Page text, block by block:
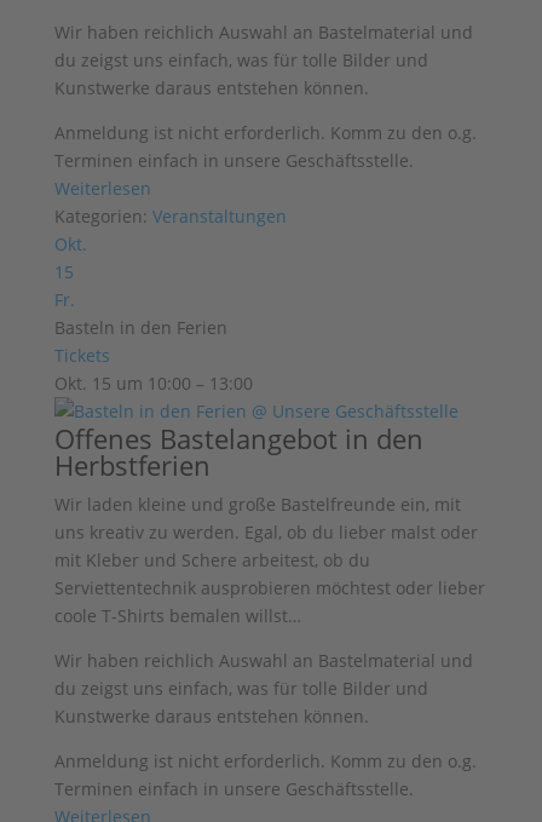
Wir haben reichlich Auswahl an Bastelmaterial und
du zeigst uns einfach, was für tolle Bilder und
Kunstwerke daraus entstehen können.
Anmeldung ist nicht erforderlich. Komm zu den o.g.
Terminen einfach in unsere Geschäftsstelle.
Weiterlesen
Kategorien: Veranstaltungen
Okt.
15
Fr.
Basteln in den Ferien
Tickets
Okt. 15 um 10:00 – 13:00
Offenes Bastelangebot in den
Herbstferien
Wir laden kleine und große Bastelfreunde ein, mit
uns kreativ zu werden. Egal, ob du lieber malst oder
mit Kleber und Schere arbeitest, ob du
Serviettentechnik ausprobieren möchtest oder lieber
coole T-Shirts bemalen willst…
Wir haben reichlich Auswahl an Bastelmaterial und
du zeigst uns einfach, was für tolle Bilder und
Kunstwerke daraus entstehen können.
Anmeldung ist nicht erforderlich. Komm zu den o.g.
Terminen einfach in unsere Geschäftsstelle.
Weiterlesen